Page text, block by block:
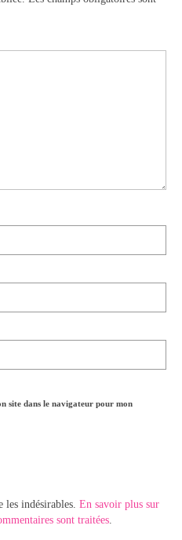
site dans le navigateur pour mon
indésirables. En savoir plus sur
sont traitées